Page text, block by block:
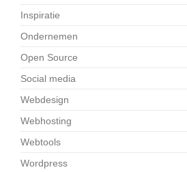
Inspiratie
Ondernemen
Open Source
Social media
Webdesign
Webhosting
Webtools
Wordpress